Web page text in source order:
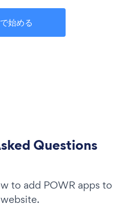
始める
Questions
to add POWR apps to